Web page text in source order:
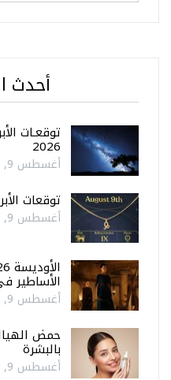
أحدث
2026
أغسطس 9, 2026
توقعات
أغسطس 9, 2026
الأساطير
أغسطس 9, 2026
حمض
بالبشرة
أغسطس 9, 2026